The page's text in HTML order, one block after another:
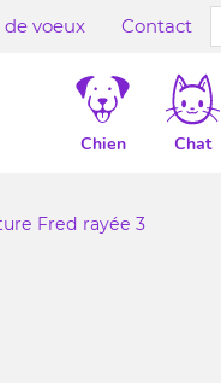
de voeux Contact
Chien Chat
Fred rayée 3